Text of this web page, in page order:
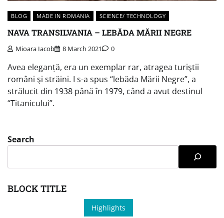
BLOG MADE IN ROMANIA SCIENCE/ TECHNOLOGY
NAVA TRANSILVANIA – LEBĂDA MĂRII NEGRE
Mioara Iacob 8 March 2021 0
Avea eleganță, era un exemplar rar, atragea turiştii
români şi străini. I s-a spus “lebăda Mării Negre”, a
strălucit din 1938 până în 1979, când a avut destinul
“Titanicului”.
Search
BLOCK TITLE
Highlights